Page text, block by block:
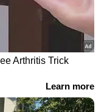
അക്കാദമിക
ജർമനിയിലെ
ജർമൻ
മൈഗ്രേഷൻ